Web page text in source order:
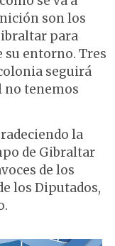
son los
para
su entorno. Tres
seguirá
no tenemos
la
de Gibraltar
de los
los Diputados,